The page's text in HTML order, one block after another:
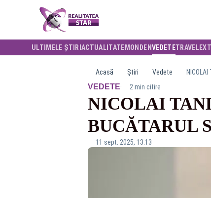
ULTIMELE ȘTIRI ACTUALITATE MONDENVEDETETRAVEL
Acasă Știri Vedete NICOLAI
VEDETE· 2 min citire
NICOLAI
BUCĂTARUL
11 sept. 2025, 13:13